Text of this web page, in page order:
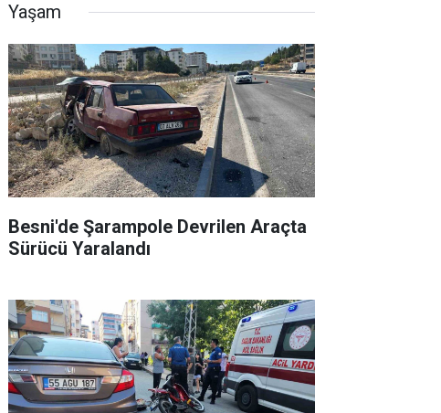
Yaşam
Besni'de Şarampole Devrilen Araçta
Sürücü Yaralandı